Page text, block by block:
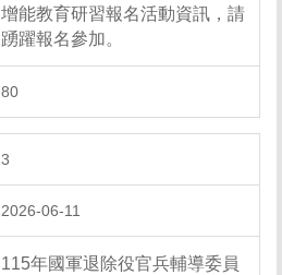
增能教育研習報名活動資訊，請
踴躍報名參加。
80
3
2026-06-11
115年國軍退除役官兵輔導委員